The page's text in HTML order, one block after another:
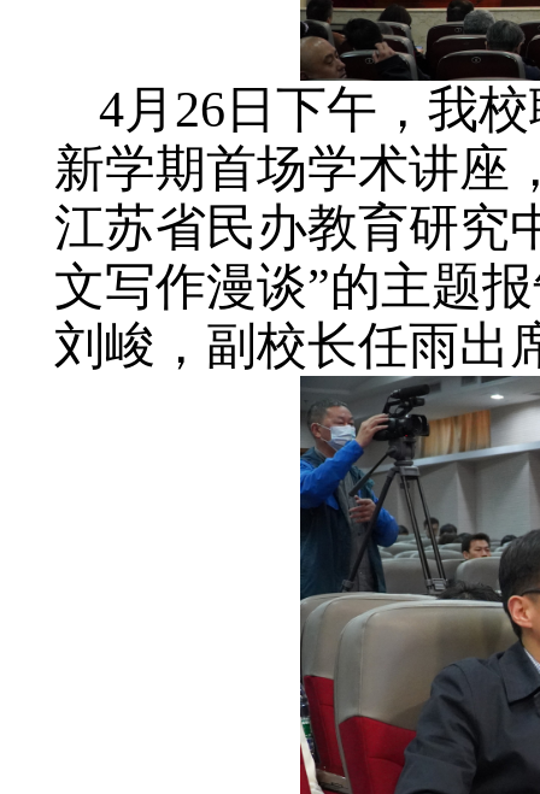
4月26日下午，我
新学期首场学术讲座
江苏省民办教育研究
文写作漫谈”的主题
刘峻，副校长任雨出